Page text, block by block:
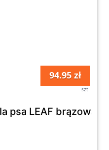
94.95 zł
szt
psa LEAF brązowa